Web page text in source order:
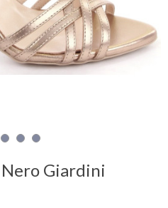
Nero Giardini